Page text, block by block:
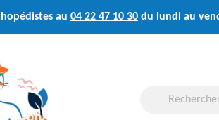
au 04 22 47 10 30 du lundi au